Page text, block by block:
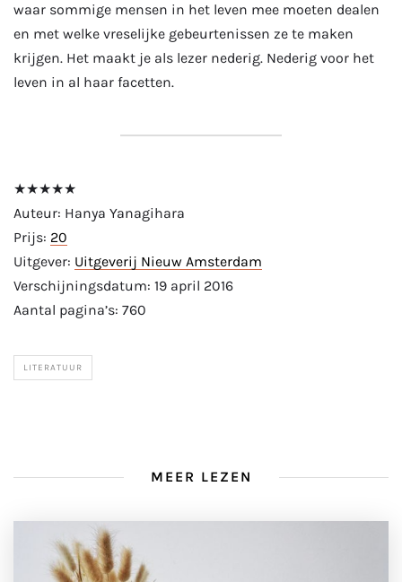
waar sommige mensen in het leven mee moeten dealen
en met welke vreselijke gebeurtenissen ze te maken
krijgen. Het maakt je als lezer nederig. Nederig voor het
leven in al haar facetten.
★★★★★
Auteur: Hanya Yanagihara
Prijs: 20
Uitgever: Uitgeverij Nieuw Amsterdam
Verschijningsdatum: 19 april 2016
Aantal pagina’s: 760
LITERATUUR
MEER LEZEN